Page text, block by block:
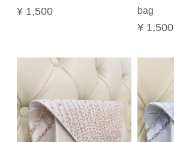
¥ 1,500
bag
¥ 1,500